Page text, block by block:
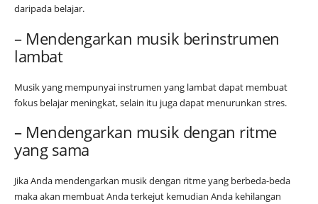
daripada belajar.
– Mendengarkan musik berinstrumen
lambat
Musik yang mempunyai instrumen yang lambat dapat membuat
fokus belajar meningkat, selain itu juga dapat menurunkan stres.
– Mendengarkan musik dengan ritme
yang sama
Jika Anda mendengarkan musik dengan ritme yang berbeda-beda
maka akan membuat Anda terkejut kemudian Anda kehilangan